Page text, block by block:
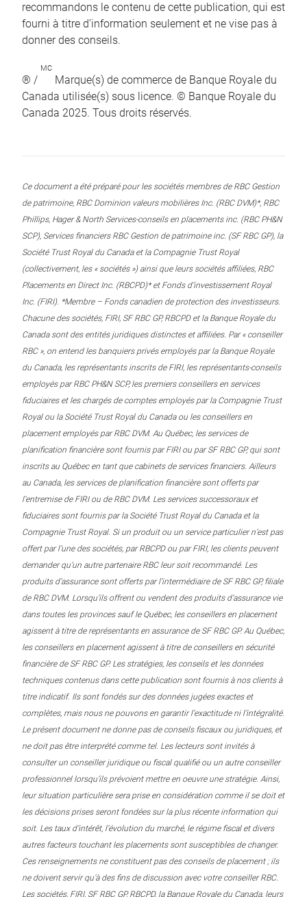
recommandons le contenu de cette publication, qui est
fourni à titre d’information seulement et ne vise pas à
donner des conseils.
® /
MC
Marque(s) de commerce de Banque Royale du
Canada utilisée(s) sous licence. © Banque Royale du
Canada 2025. Tous droits réservés.
Ce document a été préparé pour les sociétés membres de RBC Gestion
de patrimoine, RBC Dominion valeurs mobilières Inc. (RBC DVM)*, RBC
Phillips, Hager & North Services-conseils en placements inc. (RBC PH&N
SCP), Services financiers RBC Gestion de patrimoine inc. (SF RBC GP), la
Société Trust Royal du Canada et la Compagnie Trust Royal
(collectivement, les « sociétés ») ainsi que leurs sociétés affiliées, RBC
Placements en Direct Inc. (RBCPD)* et Fonds d’investissement Royal
Inc. (FIRI). *Membre – Fonds canadien de protection des investisseurs.
Chacune des sociétés, FIRI, SF RBC GP, RBCPD et la Banque Royale du
Canada sont des entités juridiques distinctes et affiliées. Par « conseiller
RBC », on entend les banquiers privés employés par la Banque Royale
du Canada, les représentants inscrits de FIRI, les représentants-conseils
employés par RBC PH&N SCP, les premiers conseillers en services
fiduciaires et les chargés de comptes employés par la Compagnie Trust
Royal ou la Société Trust Royal du Canada ou les conseillers en
placement employés par RBC DVM. Au Québec, les services de
planification financière sont fournis par FIRI ou par SF RBC GP, qui sont
inscrits au Québec en tant que cabinets de services financiers. Ailleurs
au Canada, les services de planification financière sont offerts par
l’entremise de FIRI ou de RBC DVM. Les services successoraux et
fiduciaires sont fournis par la Société Trust Royal du Canada et la
Compagnie Trust Royal. Si un produit ou un service particulier n’est pas
offert par l’une des sociétés, par RBCPD ou par FIRI, les clients peuvent
demander qu’un autre partenaire RBC leur soit recommandé. Les
produits d’assurance sont offerts par l’intermédiaire de SF RBC GP, filiale
de RBC DVM. Lorsqu’ils offrent ou vendent des produits d’assurance vie
dans toutes les provinces sauf le Québec, les conseillers en placement
agissent à titre de représentants en assurance de SF RBC GP. Au Québec,
les conseillers en placement agissent à titre de conseillers en sécurité
financière de SF RBC GP. Les stratégies, les conseils et les données
techniques contenus dans cette publication sont fournis à nos clients à
titre indicatif. Ils sont fondés sur des données jugées exactes et
complètes, mais nous ne pouvons en garantir l’exactitude ni l’intégralité.
Le présent document ne donne pas de conseils fiscaux ou juridiques, et
ne doit pas être interprété comme tel. Les lecteurs sont invités à
consulter un conseiller juridique ou fiscal qualifié ou un autre conseiller
professionnel lorsqu’ils prévoient mettre en oeuvre une stratégie. Ainsi,
leur situation particulière sera prise en considération comme il se doit et
les décisions prises seront fondées sur la plus récente information qui
soit. Les taux d’intérêt, l’évolution du marché, le régime fiscal et divers
autres facteurs touchant les placements sont susceptibles de changer.
Ces renseignements ne constituent pas des conseils de placement ; ils
ne doivent servir qu’à des fins de discussion avec votre conseiller RBC.
Les sociétés, FIRI, SF RBC GP, RBCPD, la Banque Royale du Canada, leurs